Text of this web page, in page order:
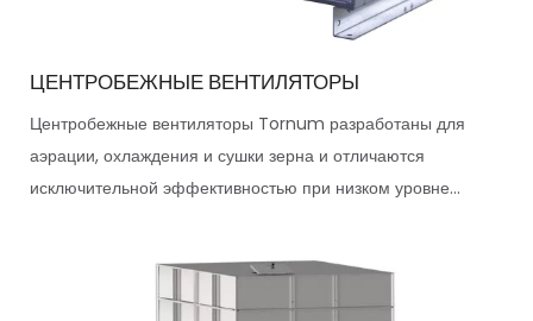
ЦЕНТРОБЕЖНЫЕ ВЕНТИЛЯТОРЫ
Центробежные вентиляторы Tornum разработаны для
аэрации, охлаждения и сушки зерна и отличаются
исключительной эффективностью при низком уровне...